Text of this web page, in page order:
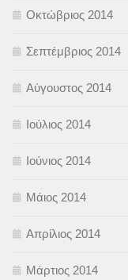
Οκτώβριος 2014
Σεπτέμβριος 2014
Αύγουστος 2014
Ιούλιος 2014
Ιούνιος 2014
Μάιος 2014
Απρίλιος 2014
Μάρτιος 2014